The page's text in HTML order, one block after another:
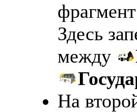
Здесь
между
На